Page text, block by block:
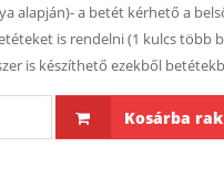
alapján)- a betét kérhető a
is rendelni (1 kulcs több
is készíthető ezekből
Kosárba rak